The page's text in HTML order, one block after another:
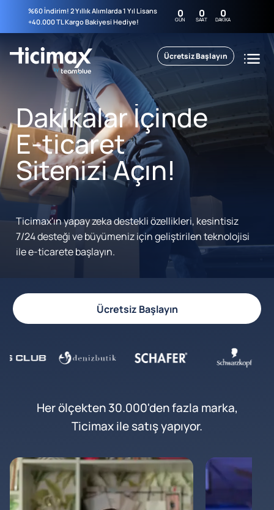
%60 İndirim! 2 Yıllık Alımlarda 1 Yıl Lisans
+40.000 TL Kargo Bakiyesi Hediye!
0
GÜN 0
SAAT 0
DAKIKA
Ücretsiz Başlayın
Dakikalar İçinde
E-ticaret
Sitenizi Açın!
Ticimax'ın yapay zeka destekli özellikleri, kesintisiz
7/24 desteği ve büyümeniz için geliştirilen teknolojisi
ile e-ticarete başlayın.
Ücretsiz Başlayın
Her ölçekten 30.000'den fazla marka,
Ticimax ile satış yapıyor.